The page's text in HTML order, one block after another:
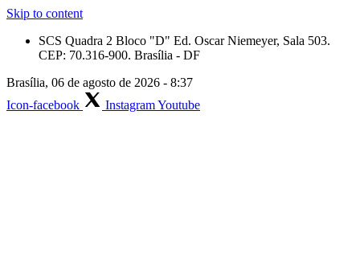
Skip to content
SCS Quadra 2 Bloco "D" Ed. Oscar Niemeyer, Sala 503.
CEP: 70.316-900. Brasília - DF
Brasília, 06 de agosto de 2026 - 8:37
Icon-facebook
InstagramYoutube